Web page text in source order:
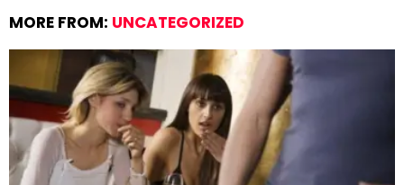
MORE FROM: UNCATEGORIZED